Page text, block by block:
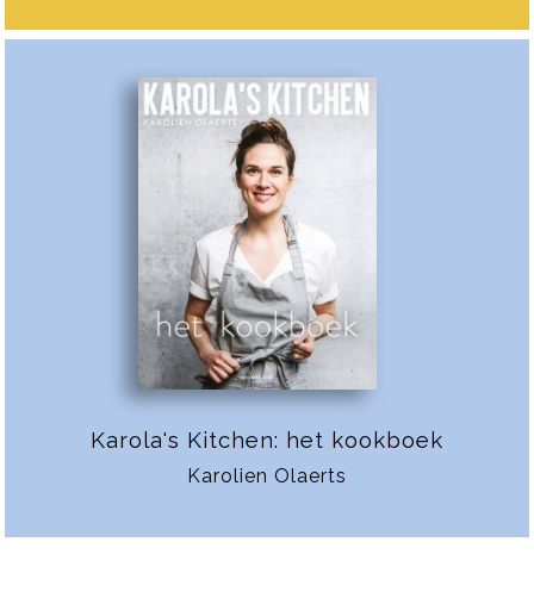
Karola's Kitchen: het kookboek
Karolien Olaerts